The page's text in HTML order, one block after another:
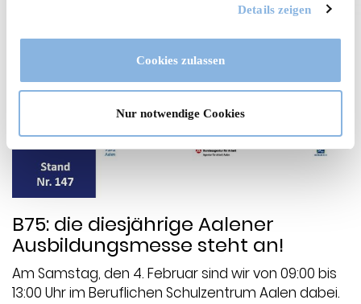
Details zeigen
Cookies zulassen
Nur notwendige Cookies
B75: die diesjährige Aalener
Ausbildungsmesse steht an!
Am Samstag, den 4. Februar sind wir von 09:00 bis
13:00 Uhr im Beruflichen Schulzentrum Aalen dabei.